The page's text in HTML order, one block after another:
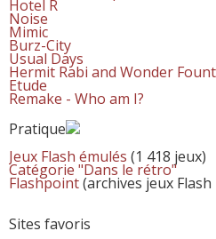
Hotel R
Noise
Mimic
Burz-City
Usual Days
Hermit Rabi and Wonder
Etude
Remake - Who am I?
Pratique
Jeux Flash émulés (1 418 jeux)
Catégorie "Dans le rétro"
Flashpoint(archives jeux Flash
Sites favoris